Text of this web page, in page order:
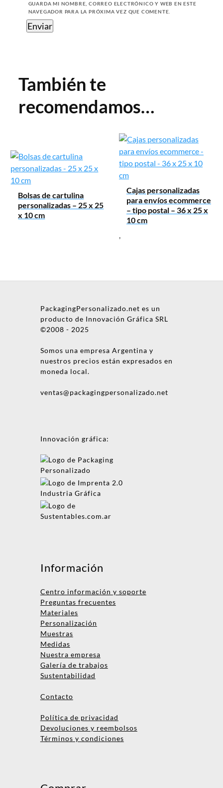
GUARDA MI NOMBRE, CORREO ELECTRÓNICO Y WEB EN ESTE
NAVEGADOR PARA LA PRÓXIMA VEZ QUE COMENTE.
También te
recomendamos…
Bolsas de cartulina
personalizadas – 25 x 25
x 10 cm
Cajas personalizadas
para envíos ecommerce
– tipo postal – 36 x 25 x
10 cm
,
PackagingPersonalizado.net es un
producto de Innovación Gráfica SRL
©2008 - 2025
Somos una empresa Argentina y
nuestros precios están expresados en
moneda local.
ventas@packagingpersonalizado.net
Innovación gráfica:
Información
Centro información y soporte
Preguntas frecuentes
Materiales
Personalización
Muestras
Medidas
Nuestra empresa
Galería de trabajos
Sustentabilidad
Contacto
Política de privacidad
Devoluciones y reembolsos
Términos y condiciones
Nombre
Teléfono
No te preocupes, podrás hablar